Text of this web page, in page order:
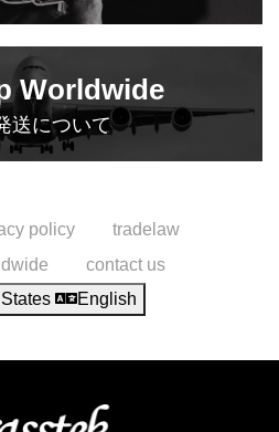
Worldwide
送について
policy
tradelaw
contact us
English